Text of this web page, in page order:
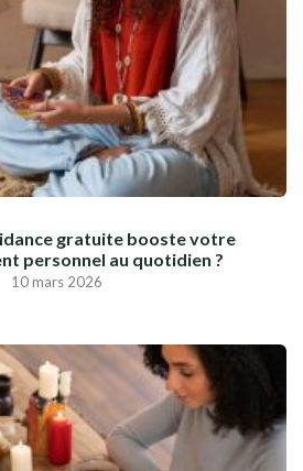
gratuite booste votre
personnel au quotidien ?
10 mars 2026